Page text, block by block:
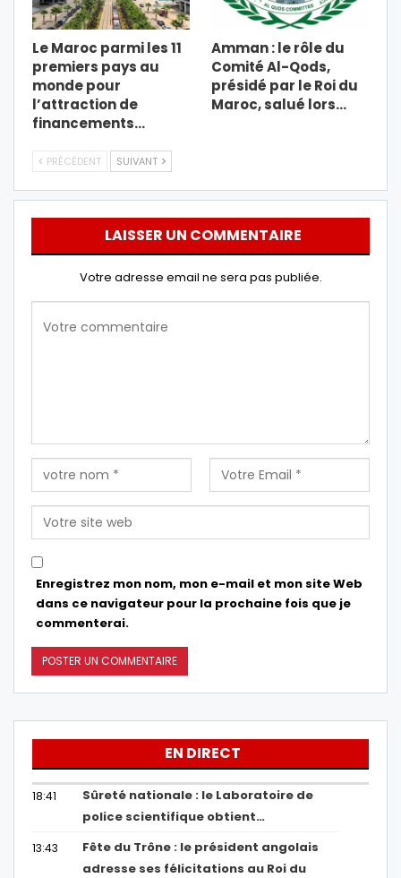
Le Maroc parmi les 11
premiers pays au
monde pour
l’attraction de
financements…
Amman : le rôle du
Comité Al-Qods,
présidé par le Roi du
Maroc, salué lors…
PRÉCÉDENT SUIVANT
LAISSER UN COMMENTAIRE
Votre adresse email ne sera pas publiée.
Enregistrez mon nom, mon e-mail et mon site Web
dans ce navigateur pour la prochaine fois que je
commenterai.
EN DIRECT
18:41
Sûreté nationale : le Laboratoire de
police scientifique obtient…
13:43
Fête du Trône : le président angolais
adresse ses félicitations au Roi du